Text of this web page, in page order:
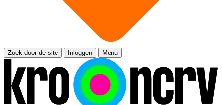
Zoek door de site Inloggen Menu